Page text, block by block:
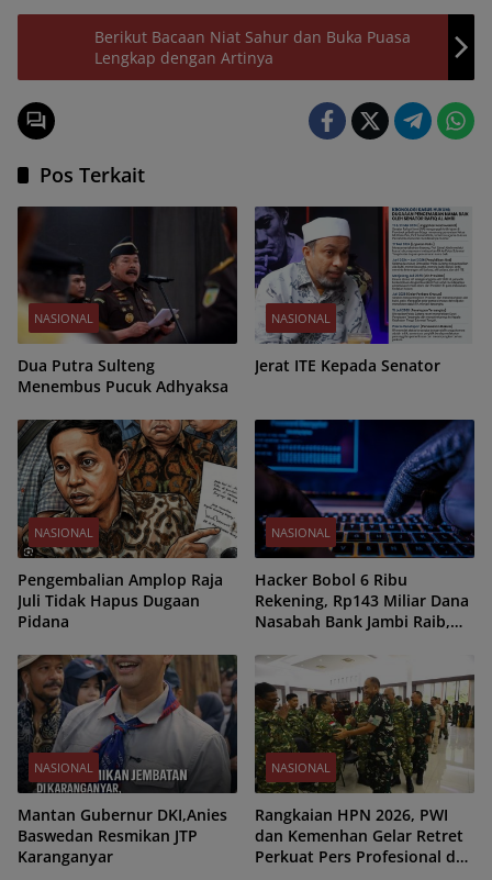
Berikut Bacaan Niat Sahur dan Buka Puasa
Lengkap dengan Artinya
Pos Terkait
NASIONAL
Dua Putra Sulteng
Menembus Pucuk Adhyaksa
NASIONAL
Jerat ITE Kepada Senator
NASIONAL
Pengembalian Amplop Raja
Juli Tidak Hapus Dugaan
Pidana
NASIONAL
Hacker Bobol 6 Ribu
Rekening, Rp143 Miliar Dana
Nasabah Bank Jambi Raib,
NASIONAL
Mantan Gubernur DKI,Anies
Baswedan Resmikan JTP
Karanganyar
NASIONAL
Rangkaian HPN 2026, PWI
dan Kemenhan Gelar Retret
Perkuat Pers Profesional dan